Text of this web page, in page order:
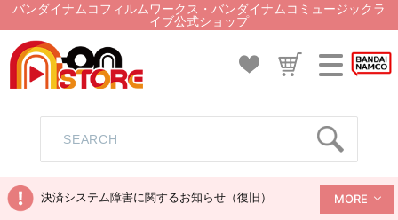
バンダイナムコフィルムワークス・バンダイナムコミュージックラ
イブ公式ショップ
決済システム障害に関するお知らせ（復旧） MORE